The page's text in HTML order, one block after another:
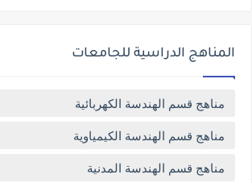
المناهج الدراسية للجامعات
مناهج قسم الهندسة الكهربائية
مناهج قسم الهندسة الكيمياوية
مناهج قسم الهندسة المدنية